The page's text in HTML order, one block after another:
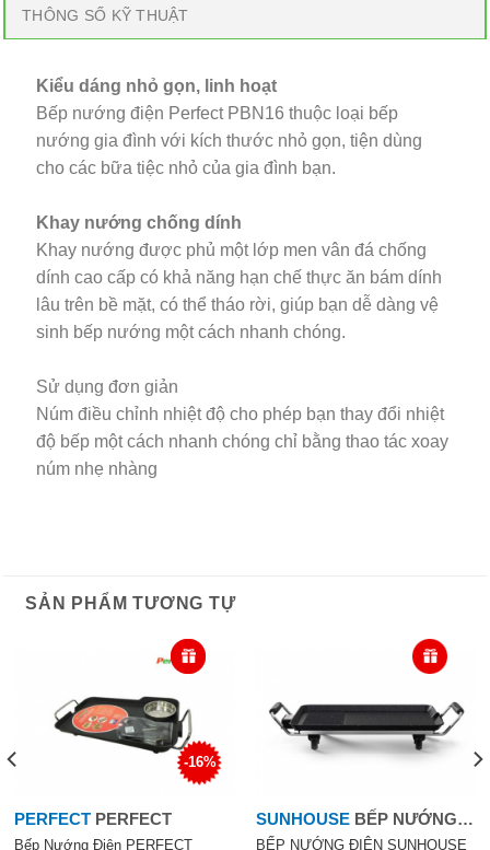
THÔNG SỐ KỸ THUẬT
Kiểu dáng nhỏ gọn, linh hoạt
Bếp nướng điện Perfect PBN16 thuộc loại bếp
nướng gia đình với kích thước nhỏ gọn, tiện dùng
cho các bữa tiệc nhỏ của gia đình bạn.
Khay nướng chống dính
Khay nướng được phủ một lớp men vân đá chống
dính cao cấp có khả năng hạn chế thực ăn bám dính
lâu trên bề mặt, có thể tháo rời, giúp bạn dễ dàng vệ
sinh bếp nướng một cách nhanh chóng.
Sử dụng đơn giản
Núm điều chỉnh nhiệt độ cho phép bạn thay đổi nhiệt
độ bếp một cách nhanh chóng chỉ bằng thao tác xoay
núm nhẹ nhàng
SẢN PHẨM TƯƠNG TỰ
-16%
PERFECT PERFECT
Bếp Nướng Điện PERFECT
SUNHOUSE BẾP NƯỚNG
ĐIỆN SUNHOUSE SHD4600
BẾP NƯỚNG ĐIỆN SUNHOUSE